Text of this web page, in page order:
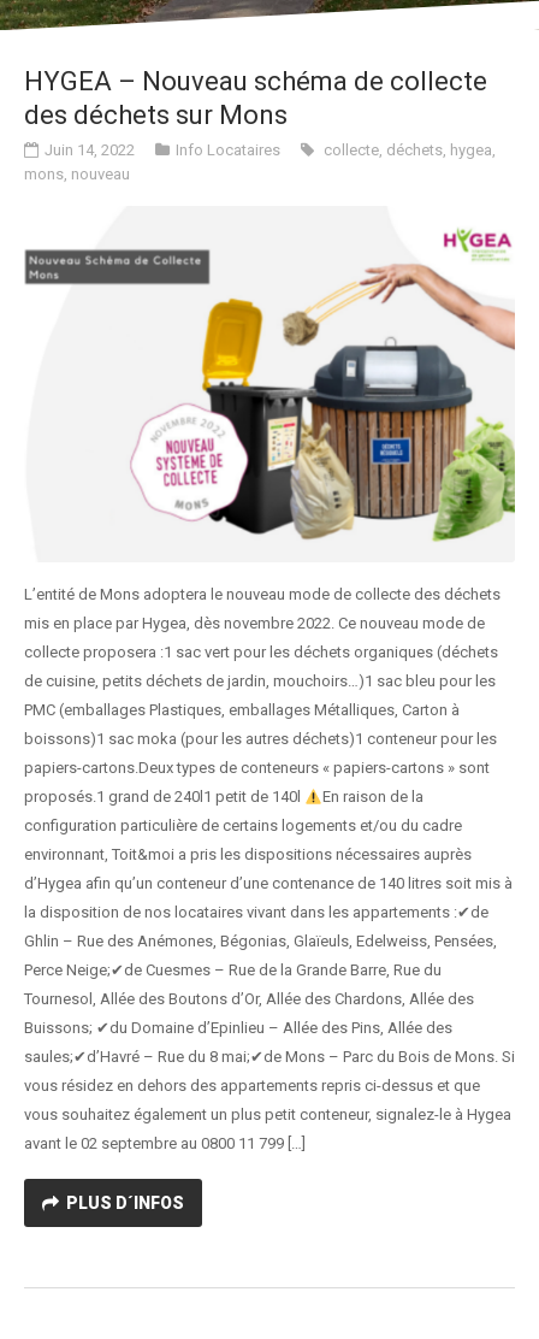
HYGEA – Nouveau schéma de collecte
des déchets sur Mons
Juin 14, 2022 Info Locataires collecte, déchets, hygea,
mons, nouveau
L’entité de Mons adoptera le nouveau mode de collecte des déchets
mis en place par Hygea, dès novembre 2022. Ce nouveau mode de
collecte proposera :1 sac vert pour les déchets organiques (déchets
de cuisine, petits déchets de jardin, mouchoirs…)1 sac bleu pour les
PMC (emballages Plastiques, emballages Métalliques, Carton à
boissons)1 sac moka (pour les autres déchets)1 conteneur pour les
papiers-cartons.Deux types de conteneurs « papiers-cartons » sont
proposés.1 grand de 240l1 petit de 140l
En raison de la
configuration particulière de certains logements et/ou du cadre
environnant, Toit&moi a pris les dispositions nécessaires auprès
d’Hygea afin qu’un conteneur d’une contenance de 140 litres soit mis à
la disposition de nos locataires vivant dans les appartements :✔de
Ghlin – Rue des Anémones, Bégonias, Glaïeuls, Edelweiss, Pensées,
Perce Neige;✔de Cuesmes – Rue de la Grande Barre, Rue du
Tournesol, Allée des Boutons d’Or, Allée des Chardons, Allée des
Buissons; ✔du Domaine d’Epinlieu – Allée des Pins, Allée des
saules;✔d’Havré – Rue du 8 mai;✔de Mons – Parc du Bois de Mons. Si
vous résidez en dehors des appartements repris ci-dessus et que
vous souhaitez également un plus petit conteneur, signalez-le à Hygea
avant le 02 septembre au 0800 11 799 […]
PLUS D´INFOS